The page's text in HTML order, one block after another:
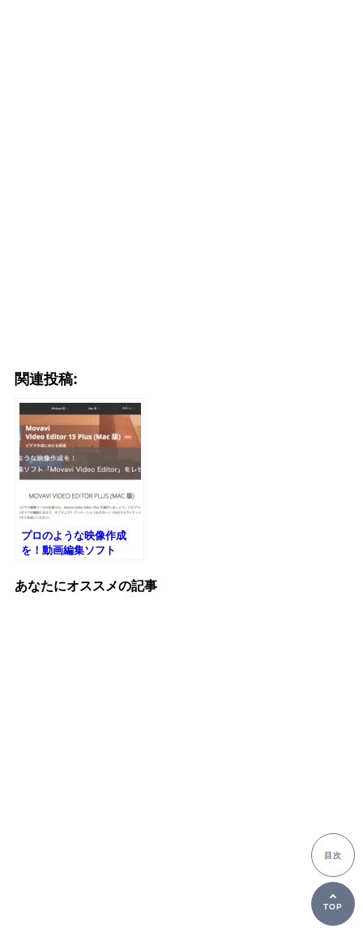
関連投稿:
プロのような映像作成
を！動画編集ソフト
Editor」をレビュー
あなたにオススメの記事